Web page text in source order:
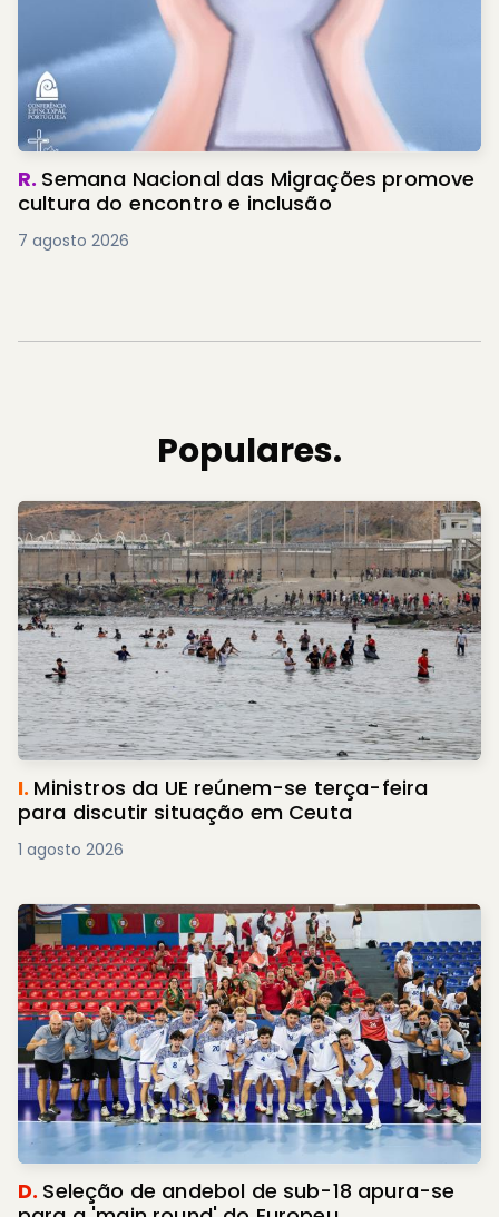
R. Semana Nacional das Migrações promove
cultura do encontro e inclusão
7 agosto 2026
Populares.
I. Ministros da UE reúnem-se terça-feira
para discutir situação em Ceuta
1 agosto 2026
D. Seleção de andebol de sub-18 apura-se